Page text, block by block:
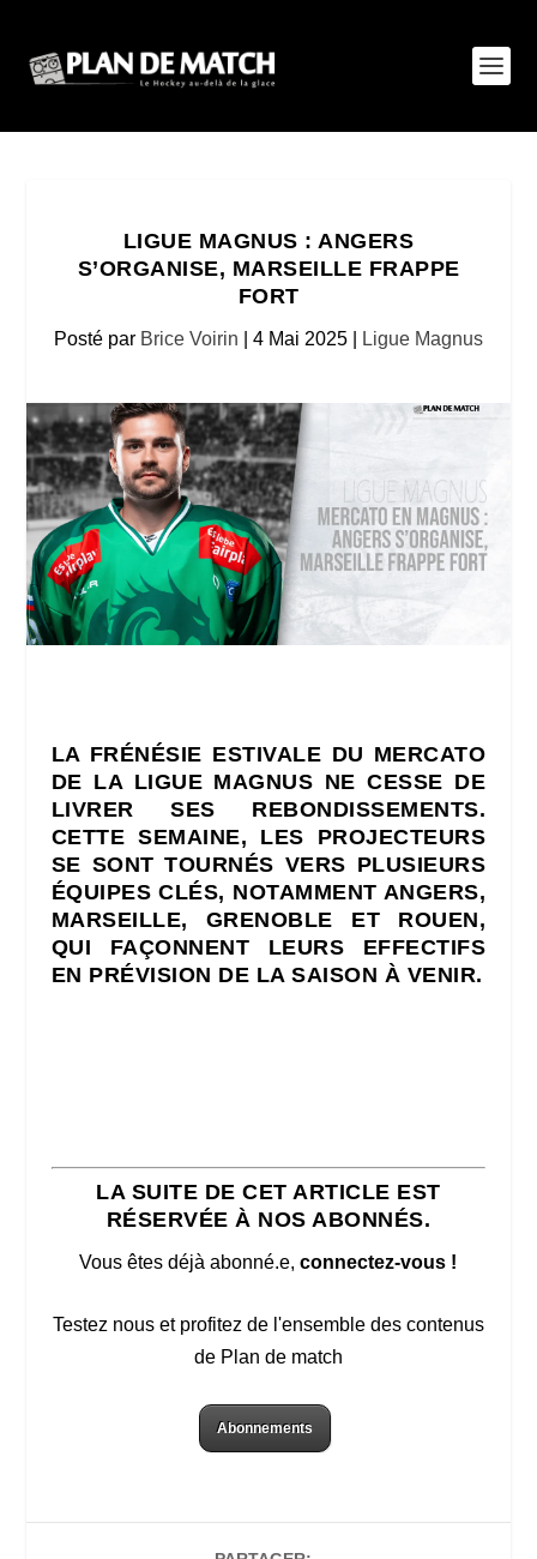
LIGUE MAGNUS : ANGERS
S’ORGANISE, MARSEILLE FRAPPE
FORT
Posté par Brice Voirin 4 Mai 2025 Ligue Magnus
LA FRÉNÉSIE ESTIVALE DU MERCATO
DE LA LIGUE MAGNUS NE CESSE DE
LIVRER SES REBONDISSEMENTS.
CETTE SEMAINE, LES PROJECTEURS
SE SONT TOURNÉS VERS PLUSIEURS
ÉQUIPES CLÉS, NOTAMMENT ANGERS,
MARSEILLE, GRENOBLE ET ROUEN,
QUI FAÇONNENT LEURS EFFECTIFS
EN PRÉVISION DE LA SAISON À VENIR.
LA SUITE DE CET ARTICLE EST
RÉSERVÉE À NOS ABONNÉS.
Vous êtes déjà abonné.e,connectez-vous !
Testez nous et profitez de l'ensemble des contenus
de Plan de match
Abonnements